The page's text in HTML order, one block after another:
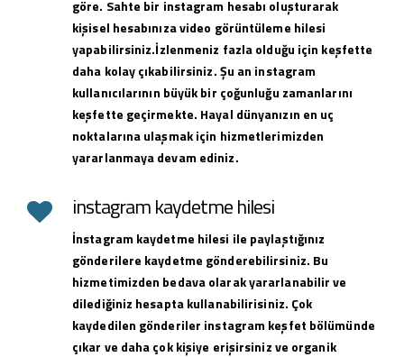
göre. Sahte bir instagram hesabı oluşturarak
kişisel hesabınıza video görüntüleme hilesi
yapabilirsiniz.İzlenmeniz fazla olduğu için keşfette
daha kolay çıkabilirsiniz. Şu an instagram
kullanıcılarının büyük bir çoğunluğu zamanlarını
keşfette geçirmekte. Hayal dünyanızın en uç
noktalarına ulaşmak için hizmetlerimizden
yararlanmaya devam ediniz.
instagram kaydetme hilesi
İnstagram kaydetme hilesi ile paylaştığınız
gönderilere kaydetme gönderebilirsiniz. Bu
hizmetimizden bedava olarak yararlanabilir ve
dilediğiniz hesapta kullanabilirisiniz. Çok
kaydedilen gönderiler instagram keşfet bölümünde
çıkar ve daha çok kişiye erişirsiniz ve organik